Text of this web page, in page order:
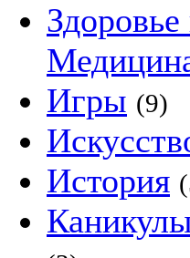
Здоровье
Игры (9)
История